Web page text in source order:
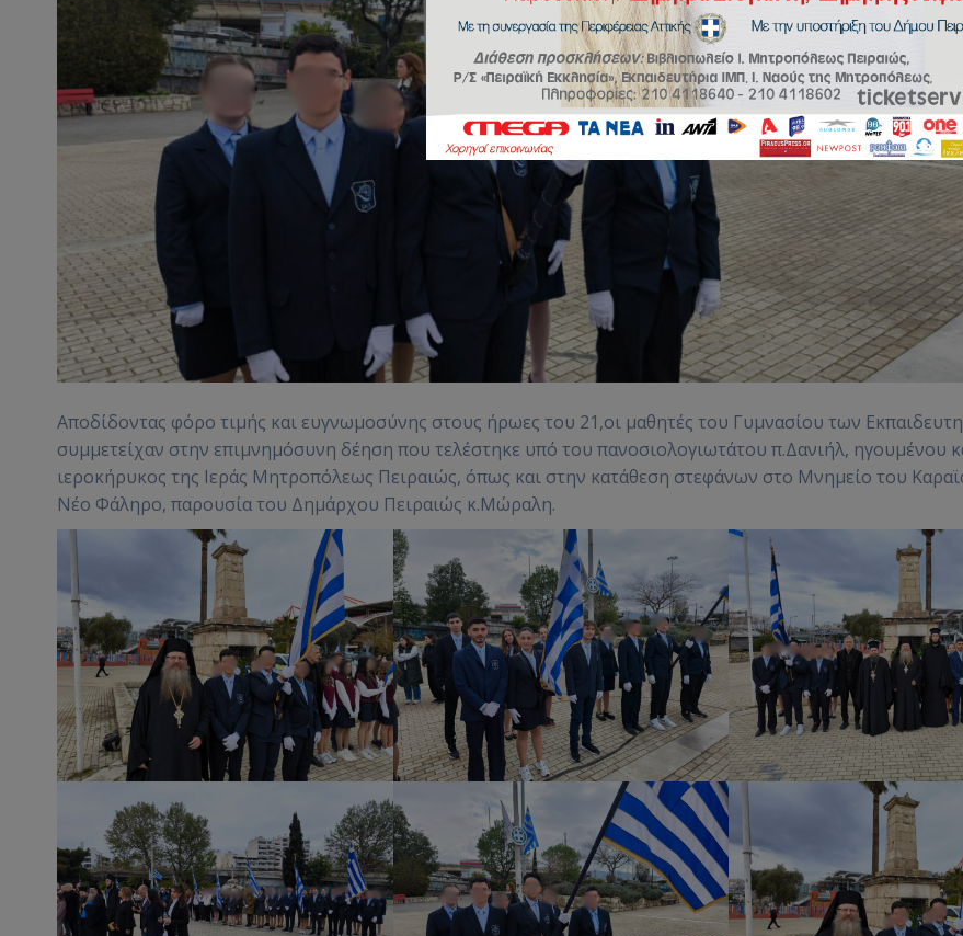
Αποδίδοντας φόρο τιμής και ευγνωμοσύνης στους ήρωες του 21,οι μαθητές του Γυμνασίου των
συμμετείχαν στην επιμνημόσυνη δέηση που τελέστηκε υπό του πανοσιολογιωτάτου π.Δανιήλ, ηγουμένου
ιεροκήρυκος της Ιεράς Μητροπόλεως Πειραιώς, όπως και στην κατάθεση στεφάνων στο Μνημείο του
Νέο Φάληρο, παρουσία του Δημάρχου Πειραιώς κ.Μώραλη.